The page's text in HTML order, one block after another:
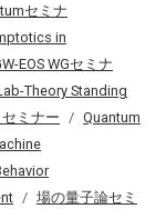
セミナ
in
EOS WGセミナ
Theory Standing
セミナー
Quantum
場の量子論セミ